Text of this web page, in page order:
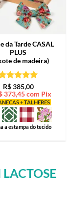
da TardeCASAL
PLUS
de madeira)
Avaliação5
5
R$385,00
373,45com Pix
+ TALHERES
a estampa do tecido